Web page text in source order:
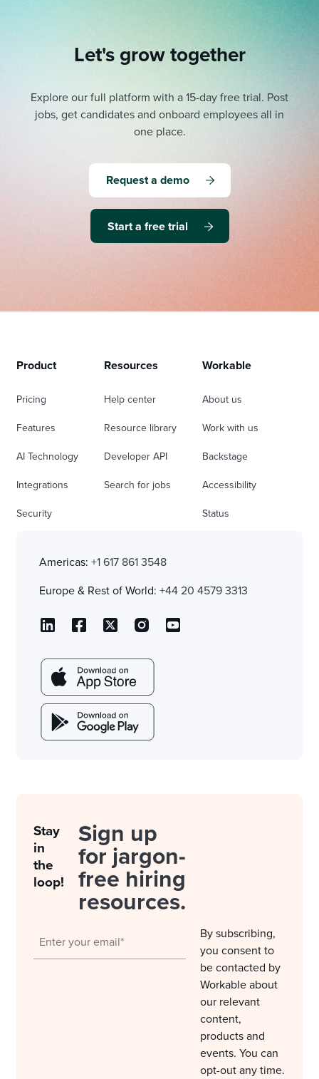
Let's grow together
Explore our full platform with a 15-day free trial. Post
jobs, get candidates and onboard employees all in
one place.
Request a demo
Start a free trial
Product
Pricing
Features
AI Technology
Integrations
Security
Resources
Help center
Resource library
Developer API
Search for jobs
Workable
About us
Work with us
Backstage
Accessibility
Status
Americas: +1 617 861 3548
Europe & Rest of World: +44 20 4579 3313
Stay
in
the
loop!
Sign up
for jargon-
free hiring
resources.
By subscribing,
you consent to
be contacted by
Workable about
our relevant
content,
products and
events. You can
opt-out any time.